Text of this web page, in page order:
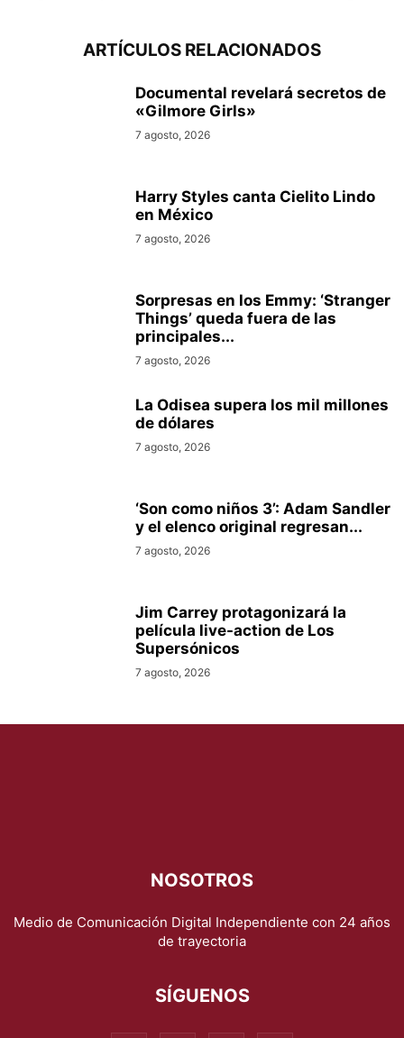
ARTÍCULOS RELACIONADOS
Documental revelará secretos de
«Gilmore Girls»
7 agosto, 2026
Harry Styles canta Cielito Lindo
en México
7 agosto, 2026
Sorpresas en los Emmy: ‘Stranger
Things’ queda fuera de las
principales...
7 agosto, 2026
La Odisea supera los mil millones
de dólares
7 agosto, 2026
‘Son como niños 3’: Adam Sandler
y el elenco original regresan...
7 agosto, 2026
Jim Carrey protagonizará la
película live-action de Los
Supersónicos
7 agosto, 2026
NOSOTROS
Medio de Comunicación Digital Independiente con 24 años
de trayectoria
SÍGUENOS